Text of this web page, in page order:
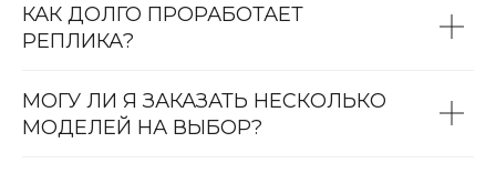
КАК ДОЛГО ПРОРАБОТАЕТ
РЕПЛИКА?
МОГУ ЛИ Я ЗАКАЗАТЬ НЕСКОЛЬКО
МОДЕЛЕЙ НА ВЫБОР?